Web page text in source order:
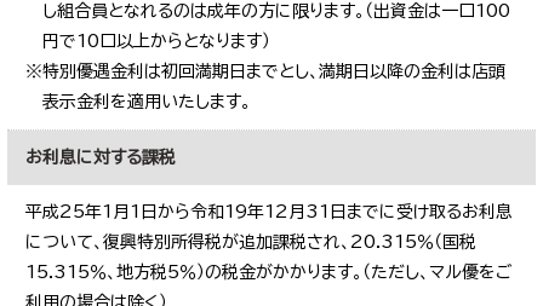
し組合員となれるのは成年の方に限ります。（出資金は一口100
円で10口以上からとなります）
※特別優遇金利は初回満期日までとし、満期日以降の金利は店頭
表示金利を適用いたします。
お利息に対する課税
平成25年1月1日から令和19年12月31日までに受け取るお利息
について、復興特別所得税が追加課税され、20.315％（国税
15.315％、地方税5％）の税金がかかります。（ただし、マル優をご
利用の場合は除く）